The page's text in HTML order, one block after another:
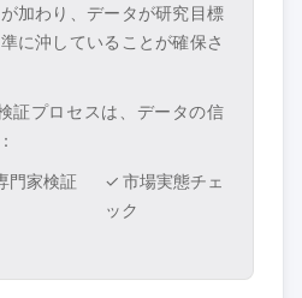
加わり、データが研究目標
に沖していることが確保さ
証プロセスは、データの信
門家検証
✓ 市場実態チェ
ック